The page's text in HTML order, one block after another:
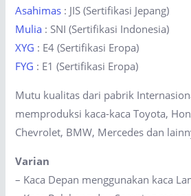
Asahimas : JIS (Sertifikasi Jepang)
Mulia : SNI (Sertifikasi Indonesia)
XYG : E4 (Sertifikasi Eropa)
FYG : E1 (Sertifikasi Eropa)
Mutu kualitas dari pabrik
memproduksi kaca-kaca Toyota,
Chevrolet, BMW, Mercedes dan
Varian
– Kaca Depan menggunakan kaca